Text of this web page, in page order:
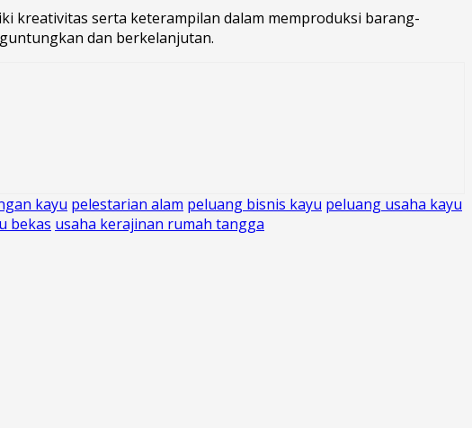
kreativitas serta keterampilan dalam memproduksi barang-
dan berkelanjutan.
kayu pelestarian alam peluang bisnis kayu peluang usaha kayu
bekas usaha kerajinan rumah tangga